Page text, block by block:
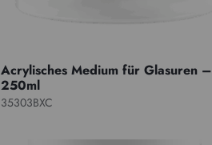
Acrylisches Medium für Glasuren –
250ml
35303BXC